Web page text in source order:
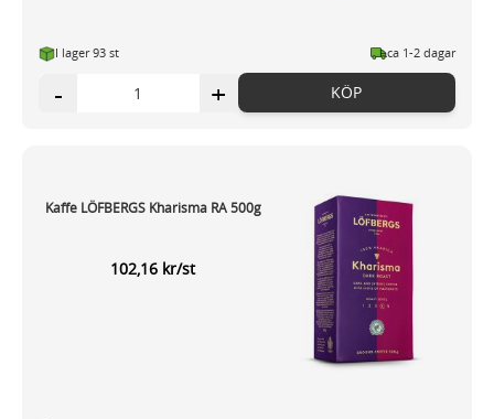
I lager 93 st ca 1-2 dagar
- + KÖP
Kaffe LÖFBERGS Kharisma RA 500g
102,16 kr/st